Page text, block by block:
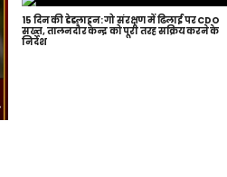
15 दिन की डेडलाइन: गो संरक्षण में ढिलाई पर CDO
सख्त, तालनदौर केन्द्र को पूरी तरह सक्रिय करने के
निर्देश